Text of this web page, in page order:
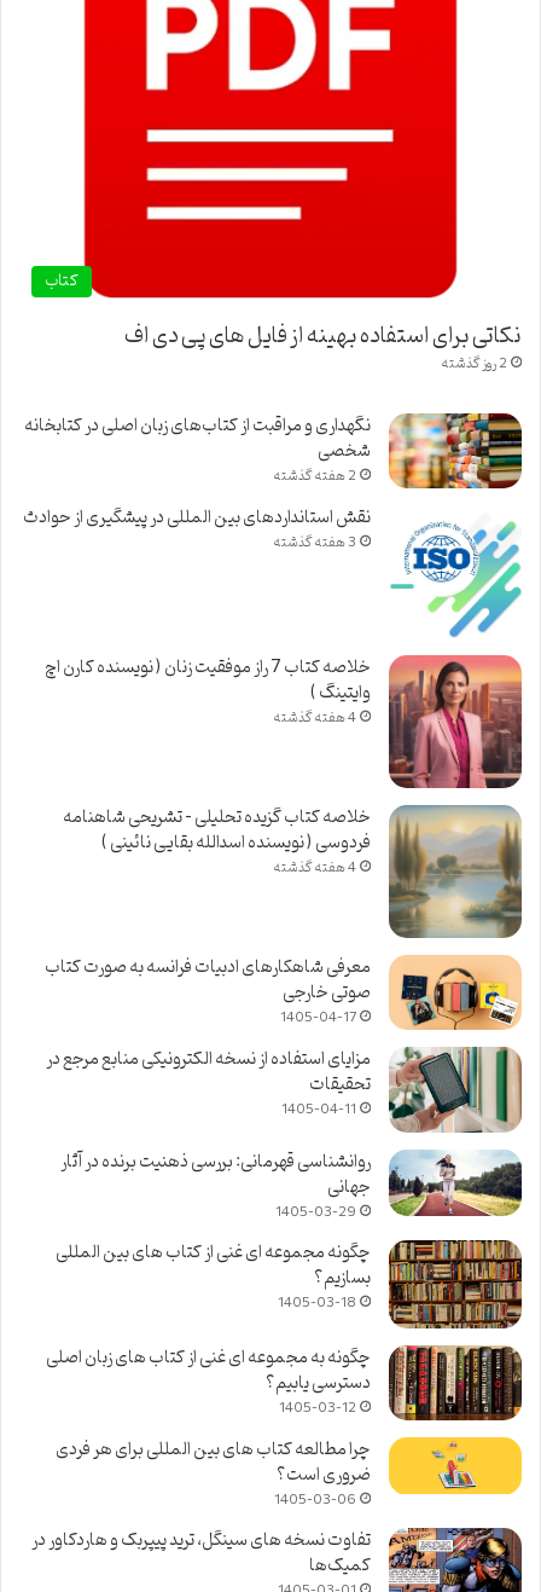
کتاب
نکاتی برای استفاده بهینه از فایل های پی دی اف
2 روز گذشته
نگهداری و مراقبت از کتاب‌های زبان اصلی در کتابخانه
شخصی
2 هفته گذشته
نقش استانداردهای بین المللی در پیشگیری از حوادث
3 هفته گذشته
خلاصه کتاب 7 راز موفقیت زنان ( نویسنده کارن اچ
وایتینگ )
4 هفته گذشته
خلاصه کتاب گزیده تحلیلی – تشریحی شاهنامه
فردوسی ( نویسنده اسدالله بقایی نائینی )
4 هفته گذشته
معرفی شاهکارهای ادبیات فرانسه به صورت کتاب
صوتی خارجی
1405-04-17
مزایای استفاده از نسخه الکترونیکی منابع مرجع در
تحقیقات
1405-04-11
روانشناسی قهرمانی: بررسی ذهنیت برنده در آثار
جهانی
1405-03-29
چگونه مجموعه ای غنی از کتاب های بین المللی
بسازیم؟
1405-03-18
چگونه به مجموعه ای غنی از کتاب های زبان اصلی
دسترسی یابیم؟
1405-03-12
چرا مطالعه کتاب های بین المللی برای هر فردی
ضروری است؟
1405-03-06
تفاوت نسخه های سینگل، ترید پیپربک و هاردکاور در
کمیک‌ها